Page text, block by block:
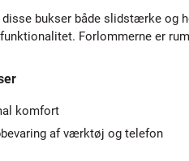
bukser både slidstærke og
Forlommerne er
komfort
af værktøj og telefon